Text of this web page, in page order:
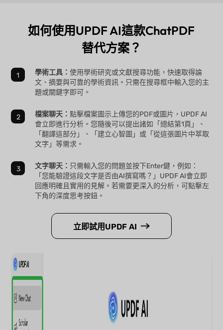
如何使用UPDF AI這款ChatPDF
替代方案？
學術工具：使用學術研究或文獻搜尋功能，快速取得論
文、摘要與可靠的學術資訊。只需在搜尋框中輸入您的主
題或關鍵字即可。
檔案聊天：點擊檔案圖示上傳您的PDF或圖片，UPDF AI
會立即進行分析。您隨後可以提出諸如「總結第1頁」、
「翻譯這部分」、「建立心智圖」或「從這張圖片中萃取
文字」等需求。
文字聊天： 只需輸入您的問題並按下Enter鍵，例如：
「您能驗證這段文字是否由AI撰寫嗎？」UPDF AI會立即
回應明確且實用的見解。若需要更深入的分析，可點擊左
下角的深度思考按鈕。
立即試用UPDF AI